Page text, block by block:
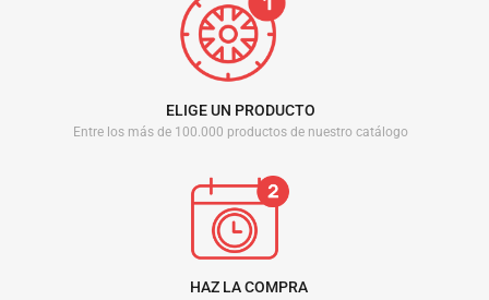
ELIGE UN PRODUCTO
Entre los más de 100.000 productos de nuestro catálogo
HAZ LA COMPRA